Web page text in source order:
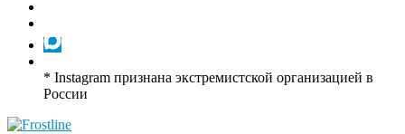
* Instagram признана экстремистской организацией в
России